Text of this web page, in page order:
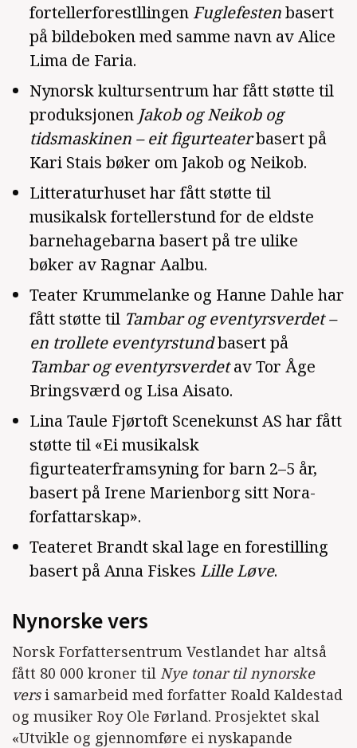
fortellerforestllingenFuglefestenbasert
på bildeboken med samme navn av Alice
Lima de Faria.
Nynorsk kultursentrum har fått støtte til
produksjonen Jakob og Neikob og
tidsmaskinen – eit figurteaterbasert på
Kari Stais bøker om Jakob og Neikob.
Litteraturhuset har fått støtte til
musikalsk fortellerstund for de eldste
barnehagebarna basert på tre ulike
bøker av Ragnar Aalbu.
Teater Krummelanke og Hanne Dahle har
fått støtte til Tambar og eventyrsverdet –
en trollete eventyrstundbasert på
Tambar og eventyrsverdetav Tor Åge
Bringsværd og Lisa Aisato.
Lina Taule Fjørtoft Scenekunst AS har fått
støtte til «Ei musikalsk
figurteaterframsyning for barn 2–5 år,
basert på Irene Marienborg sitt Nora-
forfattarskap».
Teateret Brandt skal lage en forestilling
basert på Anna Fiskes Lille Løve.
Nynorske vers
Norsk Forfattersentrum Vestlandet har altså
fått 80 000 kroner til Nye tonar til nynorske
versi samarbeid med forfatter Roald Kaldestad
og musiker Roy Ole Førland. Prosjektet skal
«Utvikle og gjennomføre ei nyskapande